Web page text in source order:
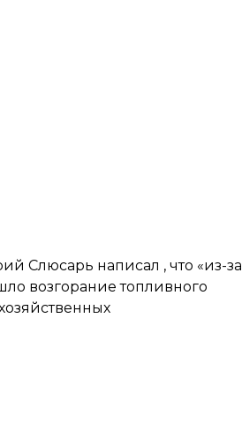
Слюсарь написал , что «из-за
возгорание топливного